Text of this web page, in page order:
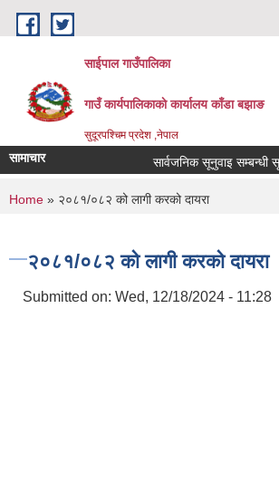
Skip to main content
साईपाल गाउँपालिका
गाउँ कार्यपालिकाकाे कार्यालय काँडा बझाङ
सुदूरपश्चिम प्रदेश ,नेपाल
सामाचार सार्वजनिक सूनुवाइ सम्बन्धी
You are here
Home » २०८१/०८२ को लागी करको दायरा
२०८१/०८२ को लागी करको दायरा
Submitted on: Wed, 12/18/2024 - 11:28